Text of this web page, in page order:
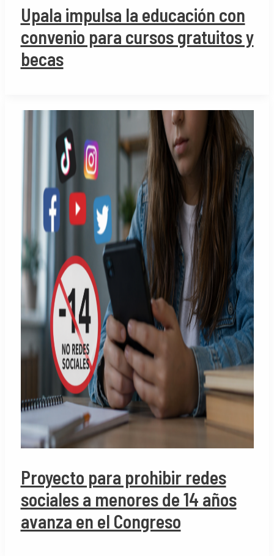
Upala impulsa la educación con
convenio para cursos gratuitos y
becas
Proyecto para prohibir redes
sociales a menores de 14 años
avanza en el Congreso